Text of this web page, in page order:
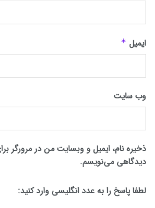
ایمیل *
وب‌ سایت
ذخیره نام، ایمیل و وبسایت من در مرورگر
دیدگاهی می‌نویسم.
لطفا پاسخ را به عدد انگلیسی وارد کنید: